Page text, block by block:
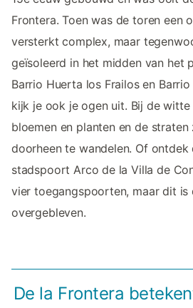
Frontera. Toen was de toren een
versterkt complex, maar
geïsoleerd in het midden van het
Barrio Huerta los Frailos en
kijk je ook je ogen uit. Bij de witte
bloemen en planten en de
doorheen te wandelen. Of ontdek
stadspoort Arco de la Villa de
vier toegangspoorten, maar dit is
overgebleven.
De la Frontera